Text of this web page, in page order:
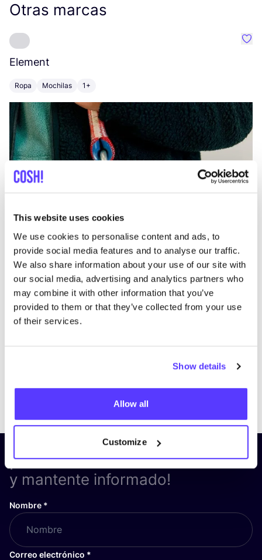
This website uses cookies
We use cookies to personalise content and ads, to
provide social media features and to analyse our traffic.
We also share information about your use of our site with
our social media, advertising and analytics partners who
may combine it with other information that you’ve
provided to them or that they’ve collected from your use
of their services.
Show details
Allow all
Customize
Otras marcas
Element
Ropa Mochilas 1+
¡Suscríbete a nuestro boletín
y mantente informado!
Nombre *
Correo electrónico *